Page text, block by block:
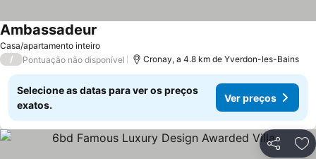
Casa/apartamento inteiro
Ambassadeur
/ Pontuação não disponível Cronay, a 4.8 km de Yverdon-les-Bains
Selecione as datas para ver os preços
exatos.
Ver preços
Partilhar